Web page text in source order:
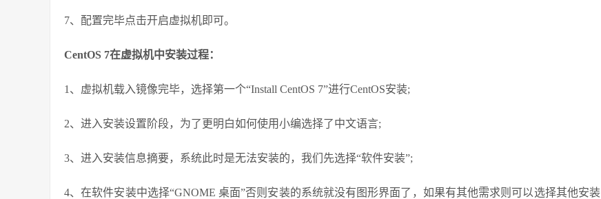
7、配置完毕点击开启虚拟机即可。
CentOS 7在虚拟机中安装过程：
1、虚拟机载入镜像完毕，选择第一个“Install CentOS 7”进行CentOS安装;
2、进入安装设置阶段，为了更明白如何使用小编选择了中文语言;
3、进入安装信息摘要，系统此时是无法安装的，我们先选择“软件安装”;
4、在软件安装中选择“GNOME 桌面”否则安装的系统就没有图形界面了，如果有其他需求则可以选择其他安装